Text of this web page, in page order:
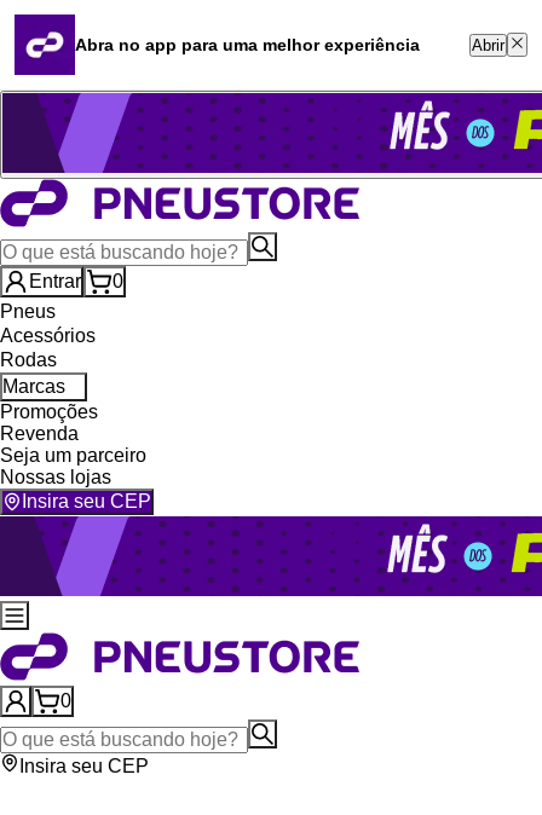
Quero revender
Blog
Whatsapp (16) 99764-8401
Televendas (47) 3046-2551
Entrar
0
Pneus
Acessórios
Rodas
Marcas
Promoções
Revenda
Seja um parceiro
Nossas lojas
Insira seu CEP
0
Insira seu CEP
Abra no app para uma melhor experiência Abrir